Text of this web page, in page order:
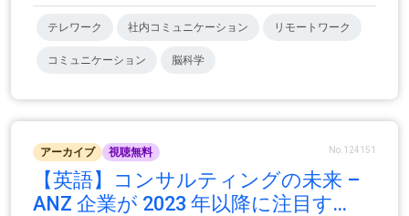
テレワーク 社内コミュニケーション リモートワーク
コミュニケーション 脳科学
アーカイブ 視聴無料 No.124151
【英語】コンサルティングの未来 –
ANZ 企業が 2023 年以降に注目す...